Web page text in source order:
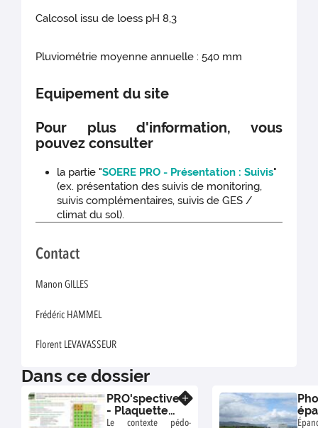
Calcosol issu de loess pH 8,3
Pluviométrie moyenne annuelle : 540 mm
Equipement du site
Pour plus d'information, vous
pouvez consulter
la partie "SOERE PRO - Présentation : Suivis"
(ex. présentation des suivis de monitoring,
suivis complémentaires, suivis de GES /
climat du sol).
Contact
Manon GILLES
Frédéric HAMMEL
Florent LEVAVASSEUR
Dans ce dossier
PRO'spective
- Plaquette
de
Le contexte pédo-